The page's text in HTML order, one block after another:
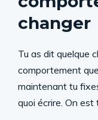
changer
Tu as dit quelque
comportement
maintenant tu
quoi écrire. On est